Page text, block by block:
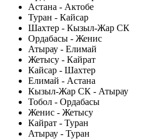
Астана - Актобе
Туран - Кайсар
Шахтер - Кызыл-Жар СК
Ордабасы - Женис
Атырау - Елимай
Жетысу - Кайрат
Кайсар - Шахтер
Елимай - Астана
Кызыл-Жар СК - Атырау
Тобол - Ордабасы
Женис - Жетысу
Кайрат - Туран
Атырау - Туран